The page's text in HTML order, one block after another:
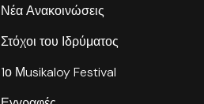
Νέα Ανακοινώσεις
Στόχοι του Ιδρύματος
1ο Μusikaloy Festival